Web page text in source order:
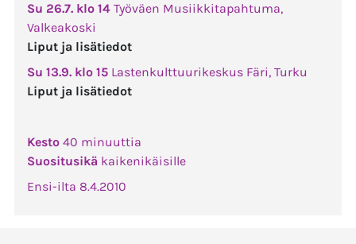
Su 26.7. klo 14Työväen Musiikkitapahtuma,
Valkeakoski
Liput ja lisätiedot
Su 13.9. klo 15Lastenkulttuurikeskus Färi, Turku
Liput ja lisätiedot
Kesto 40 minuuttia
Suositusikä kaikenikäisille
Ensi-ilta 8.4.2010